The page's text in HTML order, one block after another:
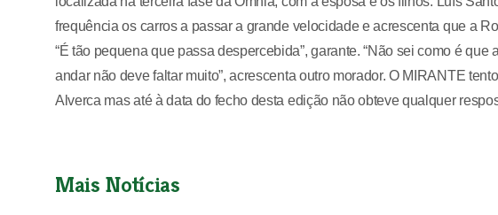
frequência os carros a passar a grande velocidade e acrescenta que a
“É tão pequena que passa despercebida”, garante. “Não sei como é
andar não deve faltar muito”, acrescenta outro morador. O MIRANTE
Alverca mas até à data do fecho desta edição não obteve qualquer
Mais Notícias